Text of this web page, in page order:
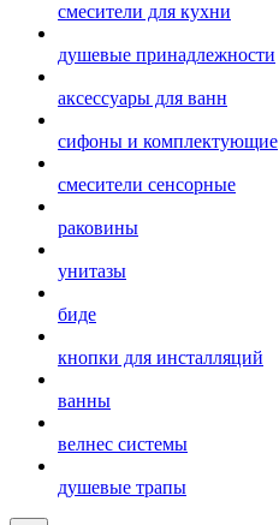
смесители для кухни
душевые принадлежности
аксессуары для ванн
сифоны и комплектующие
смесители сенсорные
раковины
унитазы
биде
кнопки для инсталляций
ванны
велнес системы
душевые трапы